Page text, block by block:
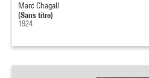
Marc Chagall
(Sans titre)
1924